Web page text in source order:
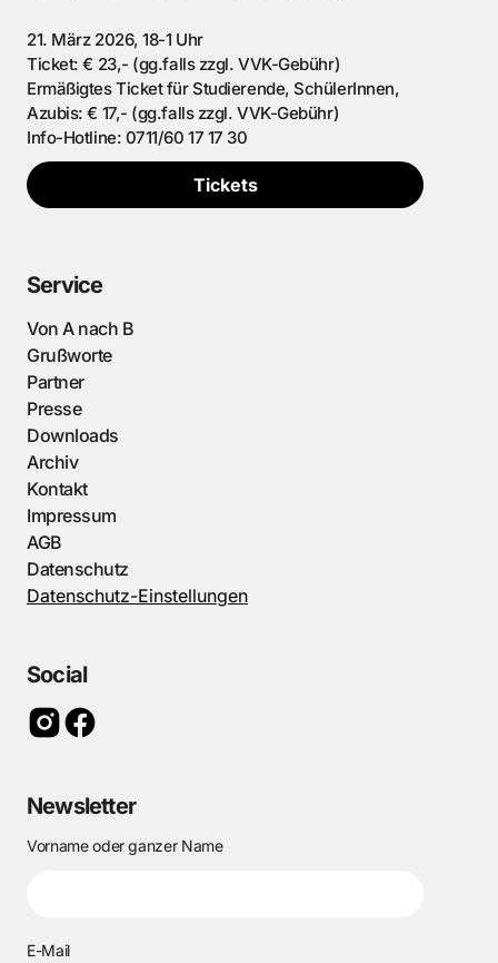
21. März 2026, 18-1 Uhr
Ticket: € 23,- (gg.falls zzgl. VVK-Gebühr)
Ermäßigtes Ticket für Studierende, SchülerInnen,
Azubis: € 17,- (gg.falls zzgl. VVK-Gebühr)
Info-Hotline: 0711/60 17 17 30
Tickets
Service
Von A nach B
Grußworte
Partner
Presse
Downloads
Archiv
Kontakt
Impressum
AGB
Datenschutz
Datenschutz-Einstellungen
Social
Newsletter
Vorname oder ganzer Name
E-Mail